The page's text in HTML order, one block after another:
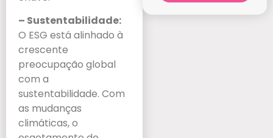
– Sustentabilidade:
O ESG está alinhado à
crescente
preocupação global
com a
sustentabilidade. Com
as mudanças
climáticas, o